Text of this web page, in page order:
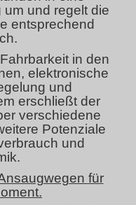
und regelt die
entsprechend
in den
elektronische
und
erschließt der
verschiedene
Potenziale
und
für